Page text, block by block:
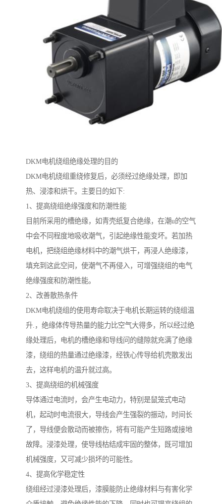
DKM电机绕组绝缘处理的目的
DKM电机绕组重绕修复后，必须经过绝缘处理，即加
热、浸漆和烘干。主要日的如下:
1、提高绕组绝缘强度和防潮性能
目前所采用的槽绝缘，如青壳纸复合绝缘，在潮u的空气
中会不同程度地吸收潮气，引起绝缘性能变坏。若加热
电机，把绕组绝缘材料中的潮气烘干，再浸人绝缘漆，
填充到这此空间，使潮气不再侵入，可增强绕组的电气
绝缘强度和防潮性能。
2、改善散热条件
DKM电机绕组的使用寿命取决于电机长期运转的绕组温
升.，绝缘体传导热量的能力比空气大得多，所以经过绝
缘处理后，电机的槽绝缘和导线问的缝隙就充满了绝缘
漆，绕组的热量通过绝缘漆，经铁心传导给机壳散发出
去，这样电机的温升就过高。
3、提高绕组的机械强度
导体通过电流时，会产生电动力，特别是鼠笼式电动
机，起动时电流很大，导线会产生强裂的振动，时间长
了，导线便会散动而被擦伤，将有可能产生短路或接地
故障。浸漆处理，使导线枯结成牢固的整体，既可增加
机械强度，又可减少损坏的可能性。
4、提高化学稳定性
绕组经过浸漆处理后，漆膜能防止绝缘材料与有害化学